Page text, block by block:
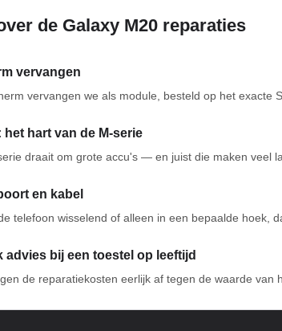
de Galaxy M20 reparaties
vervangen
vervangen we als module, besteld op het exacte
het hart van de M-serie
draait om grote accu's — en juist die maken veel
en kabel
telefoon wisselend of alleen in een bepaalde hoek,
advies bij een toestel op leeftijd
de reparatiekosten eerlijk af tegen de waarde van